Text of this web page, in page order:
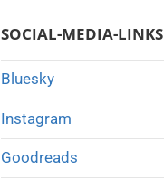
SOCIAL-MEDIA-LINKS
Bluesky
Instagram
Goodreads